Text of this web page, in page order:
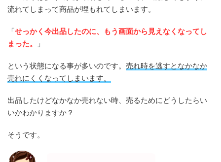
流れてしまって商品が埋もれてしまいます。
「せっかく今出品したのに、もう画面から見えなくなってし
まった。
」
という状態になる事が多いのです。 売れ時を逃すとなかなか
売れにくくなってしまいます。
出品したけどなかなか売れない時、売るためにどうしたらい
いかわかりますか？
そうです。